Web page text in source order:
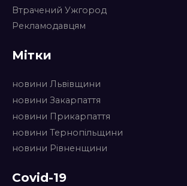
Втрачений Ужгород
Рекламодавцям
Мітки
новини Львівщини
новини Закарпаття
новини Прикарпаття
новини Тернопільщини
новини Рівненщини
Covid-19